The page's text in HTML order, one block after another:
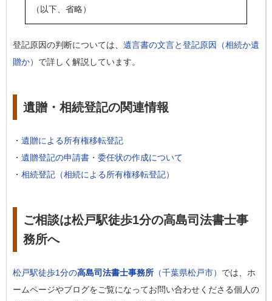
（以下、省略）
登記原因の判断については、 遺言書の文言と登記原因（相続か遺
贈か） で詳しく解説しています。
遺贈・相続登記の関連情報
・ 遺贈による所有権移転登記
・ 遺贈登記の申請書・委任状の作成について
・ 相続登記（相続による所有権移転登記）
ご相談は松戸駅徒歩1分の高島司法書士事
務所へ
松戸駅徒歩1分の高島司法書士事務所 （千葉県松戸市） では、ホ
ームページやブログをご覧になってお問い合わせくださる個人の